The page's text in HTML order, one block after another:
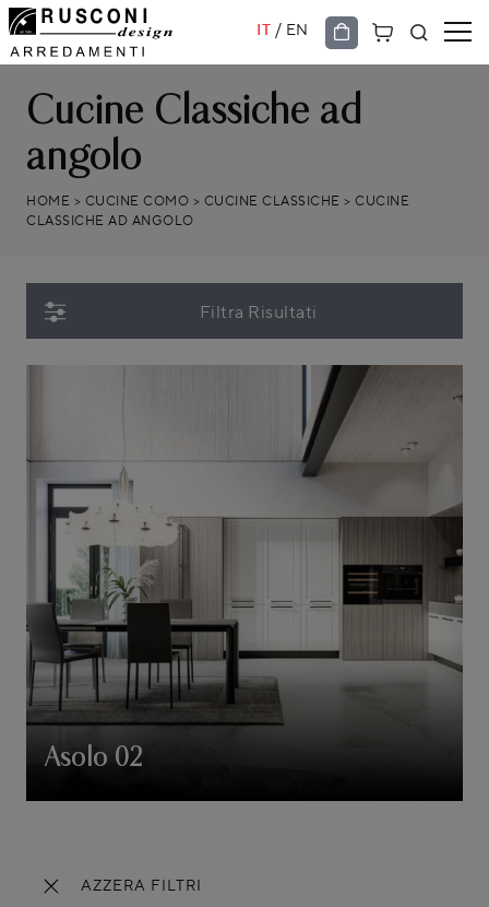
IT / EN
Cucine Classiche ad
angolo
HOME > CUCINE COMO > CUCINE CLASSICHE > CUCINE
CLASSICHE AD ANGOLO
AZZERA FILTRI
Filtra Risultati
Asolo 02